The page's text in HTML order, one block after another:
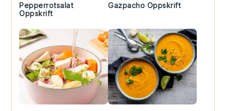
Pepperrotsalat
Oppskrift
Gazpacho Oppskrift